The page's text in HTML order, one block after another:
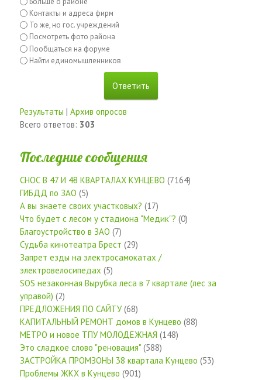
Контакты и адреса фирм
То же, но гос. учреждений
Посмотреть фото района
Пообщаться на форуме
Найти единомышленников
Результаты | Архив опросов
Всего ответов: 303
Последние сообщения
СНОС В 47 И 48 КВАРТАЛАХ КУНЦЕВО (7164)
ГИБДД по ЗАО (5)
А вы знаете своих участковых? (17)
Что будет с лесом у стадиона "Медик"? (0)
Благоустройство в ЗАО (7)
Судьба кинотеатра Брест (29)
Запрет езды на электросамокатах /
электровелосипедах (5)
SOS незаконная Вырубка леса в 7 квартале (лес за
управой) (2)
ПРЕДЛОЖЕНИЯ ПО САЙТУ(68)
КАПИТАЛЬНЫЙ РЕМОНТ домов в Кунцево (88)
МЕТРО и новое ТПУ МОЛОДЕЖНАЯ (148)
Это сладкое слово "реновация" (588)
ЗАСТРОЙКА ПРОМЗОНЫ 38 квартала Кунцево (53)
Проблемы ЖКХ в Кунцево (901)